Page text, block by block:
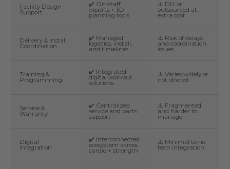
Facility Design
Support
✔️ On-staff
experts + 3D
planning tools
⚠️ DIY or
outsourced at
extra cost
Delivery & Install
Coordination
✔️ Managed
logistics, install,
and timelines
⚠️ Risk of delays
and coordination
issues
Training &
Programming
✔️ Integrated
digital workout
solutions
⚠️ Varies widely or
not offered
Service &
Warranty
✔️ Centralized
service and parts
support
⚠️ Fragmented
and harder to
manage
Digital
Integration
✔️ Interconnected
ecosystem across
cardio + strength
⚠️ Minimal to no
tech integration